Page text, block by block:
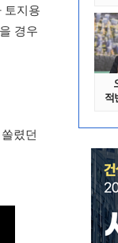
토지용
경우
렸던
적